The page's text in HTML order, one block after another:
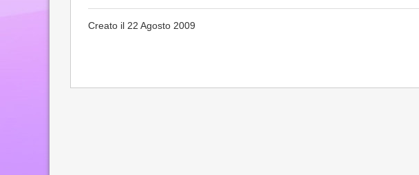
Creato il 22 Agosto 2009